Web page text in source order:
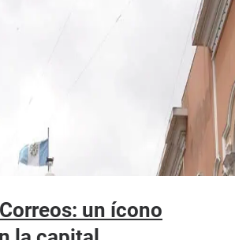
un ícono